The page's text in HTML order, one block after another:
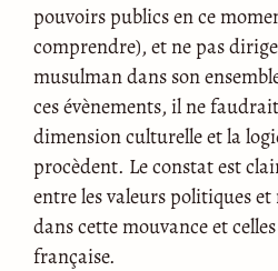
pouvoirs publics en ce
comprendre), et ne pas
musulman dans son
ces évènements, il ne
dimension culturelle et la
procèdent. Le constat est
entre les valeurs politiques
dans cette mouvance et
française.